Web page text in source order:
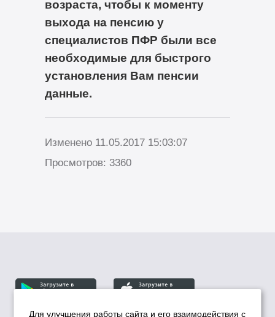
возраста, чтобы к моменту
выхода на пенсию у
специалистов ПФР были все
необходимые для быстрого
установления Вам пенсии
данные.
Изменено 11.05.2017 15:03:07
Просмотров: 3360
Для улучшения работы сайта и его взаимодействия с